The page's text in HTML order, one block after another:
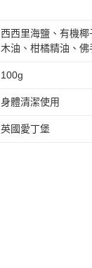
西西里海鹽、有機
木油、柑橘精油、
100g
身體清潔使用
英國愛丁堡